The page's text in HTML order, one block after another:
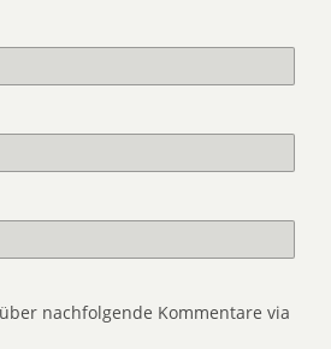
nachfolgende Kommentare via